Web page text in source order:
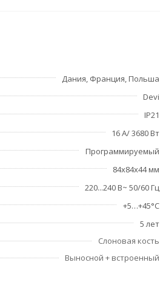
Дания, Франция, Польша
Devi
IP21
16 А/ 3680 Вт
Программируемый
84х84х44 мм
220...240 В~ 50/60 Гц
+5…+45°С
5 лет
Слоновая кость
Выносной + встроенный